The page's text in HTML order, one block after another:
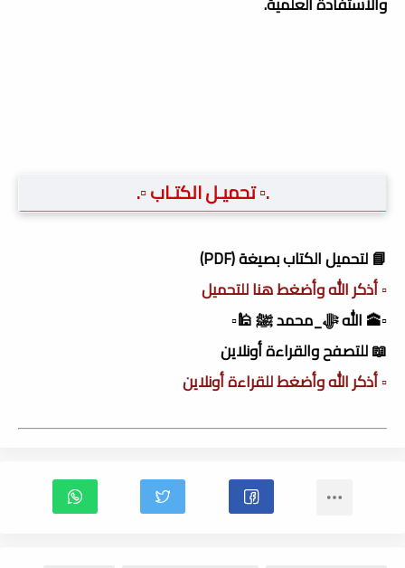
.▫️ تحميـل الكتـاب ▫️.
📘 لتحميل الكتاب بصيغة (PDF)
▫️ أذكر الله وأضغط هنا للتحميل
▫️🕋 الله ﷻ_محمد ﷺ 🕌▫️
📖 للتصفح والقراءة أونلاين
▫️ أذكر الله وأضغط للقراءة أونلاين